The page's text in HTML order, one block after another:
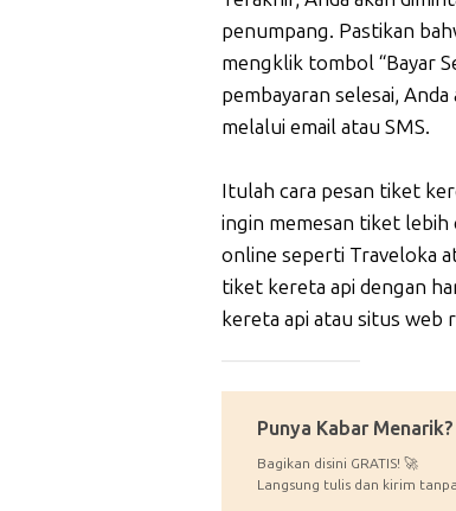
penumpang. Pastikan
mengklik tombol “Bayar
pembayaran selesai,
melalui email atau SMS.
Itulah cara pesan tiket
ingin memesan tiket lebih
online seperti Traveloka
tiket kereta api dengan
kereta api atau situs web
Punya Kabar Menarik?
Bagikan disini GRATIS! 🚀
Langsung tulis dan kirim